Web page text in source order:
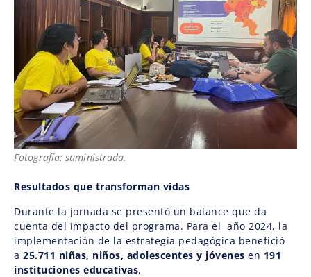
Fotografía: suministrada.
Resultados que transforman vidas
Durante la jornada se presentó un balance que da
cuenta del impacto del programa. Para el año 2024, la
implementación de la estrategia pedagógica benefició
a 25.711 niñas, niños, adolescentes y jóvenes en 191
instituciones educativas,